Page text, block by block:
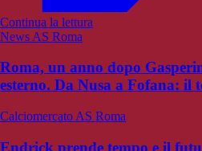
Continua la lettura
News AS Roma
Roma, un anno dopo
esterno. Da Nusa a Fofana: il
Calciomercato AS Roma
Endrick prende tempo e il